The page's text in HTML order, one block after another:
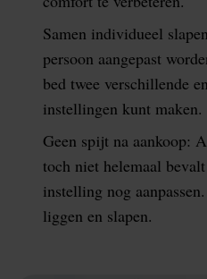
Samen individueel
persoon aangepast
bed twee verschillende
instellingen kunt maken.
Geen spijt na aankoop:
toch niet helemaal
instelling nog
liggen en slapen.